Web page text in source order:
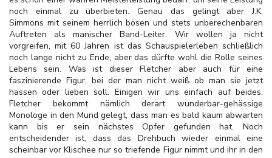
noch einmal zu überbieten. Genau das gelingt aber J.K.
Simmons mit seinem herrlich bösen und stets unberechenbaren
Auftreten als manischer Band-Leiter. Wir wollen ja nicht
vorgreifen, mit 60 Jahren ist das Schauspielerleben schließlich
noch lange nicht zu Ende, aber das dürfte wohl die Rolle seines
Lebens sein. Was ist dieser Fletcher aber auch für eine
faszinierende Figur, bei der man nicht weiß ob man sie jetzt
hassen oder lieben soll. Einigen wir uns einfach auf beides.
Fletcher bekommt nämlich derart wunderbar-gehässige
Monologe in den Mund gelegt, dass man es bald kaum abwarten
kann bis er sein nächstes Opfer gefunden hat. Noch
entscheidender ist, dass das Drehbuch wieder einmal eine
scheinbar vor Klischee nur so triefende Figur nimmt und ihr in den